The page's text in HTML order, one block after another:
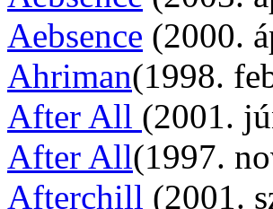
Aebsence (2000.
Ahriman(1998.
After All (2001.
After All(1997.
Afterchill (2001.